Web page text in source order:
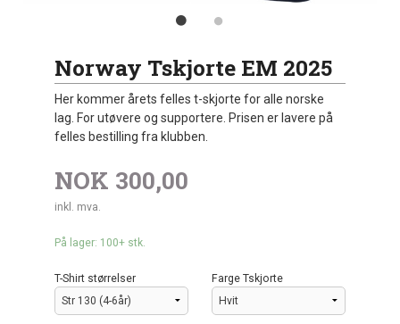
Norway Tskjorte EM 2025
Her kommer årets felles t-skjorte for alle norske
lag. For utøvere og supportere. Prisen er lavere på
felles bestilling fra klubben.
NOK 300,00
inkl. mva.
På lager: 100+ stk.
T-Shirt størrelser Farge Tskjorte